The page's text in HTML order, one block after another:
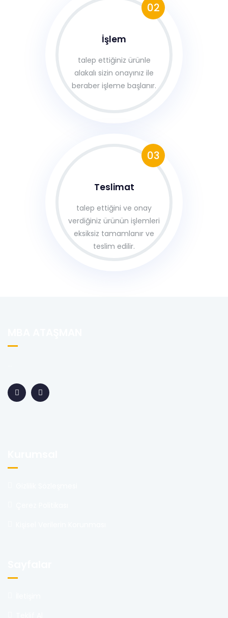
02
İşlem
talep ettiğiniz ürünle
alakalı sizin onayınız ile
beraber işleme başlanır.
03
Teslimat
talep ettiğini ve onay
verdiğiniz ürünün işlemleri
eksiksiz tamamlanır ve
teslim edilir.